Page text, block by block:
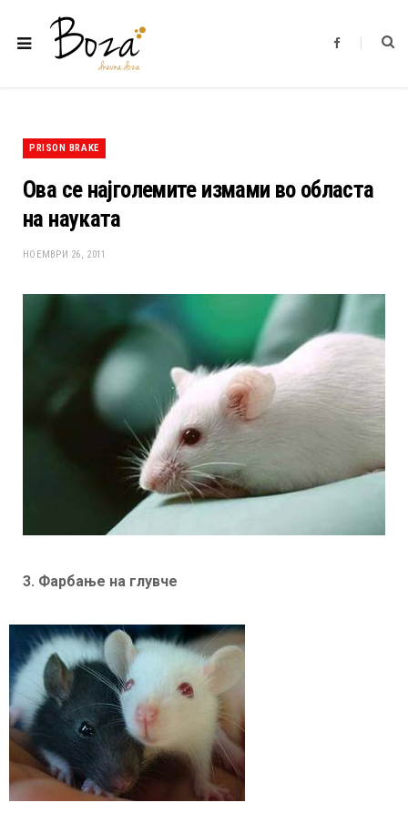
F
b
PRISON BRAKE
Ова се најголемите измами во областа
на науката
НОЕМВРИ 26, 2011
3. Фарбање на глувче